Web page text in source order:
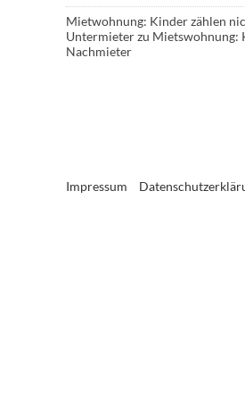
Mietwohnung: Kinder zählen
Untermieterzu Mietswohnung:
Nachmieter
Impressum